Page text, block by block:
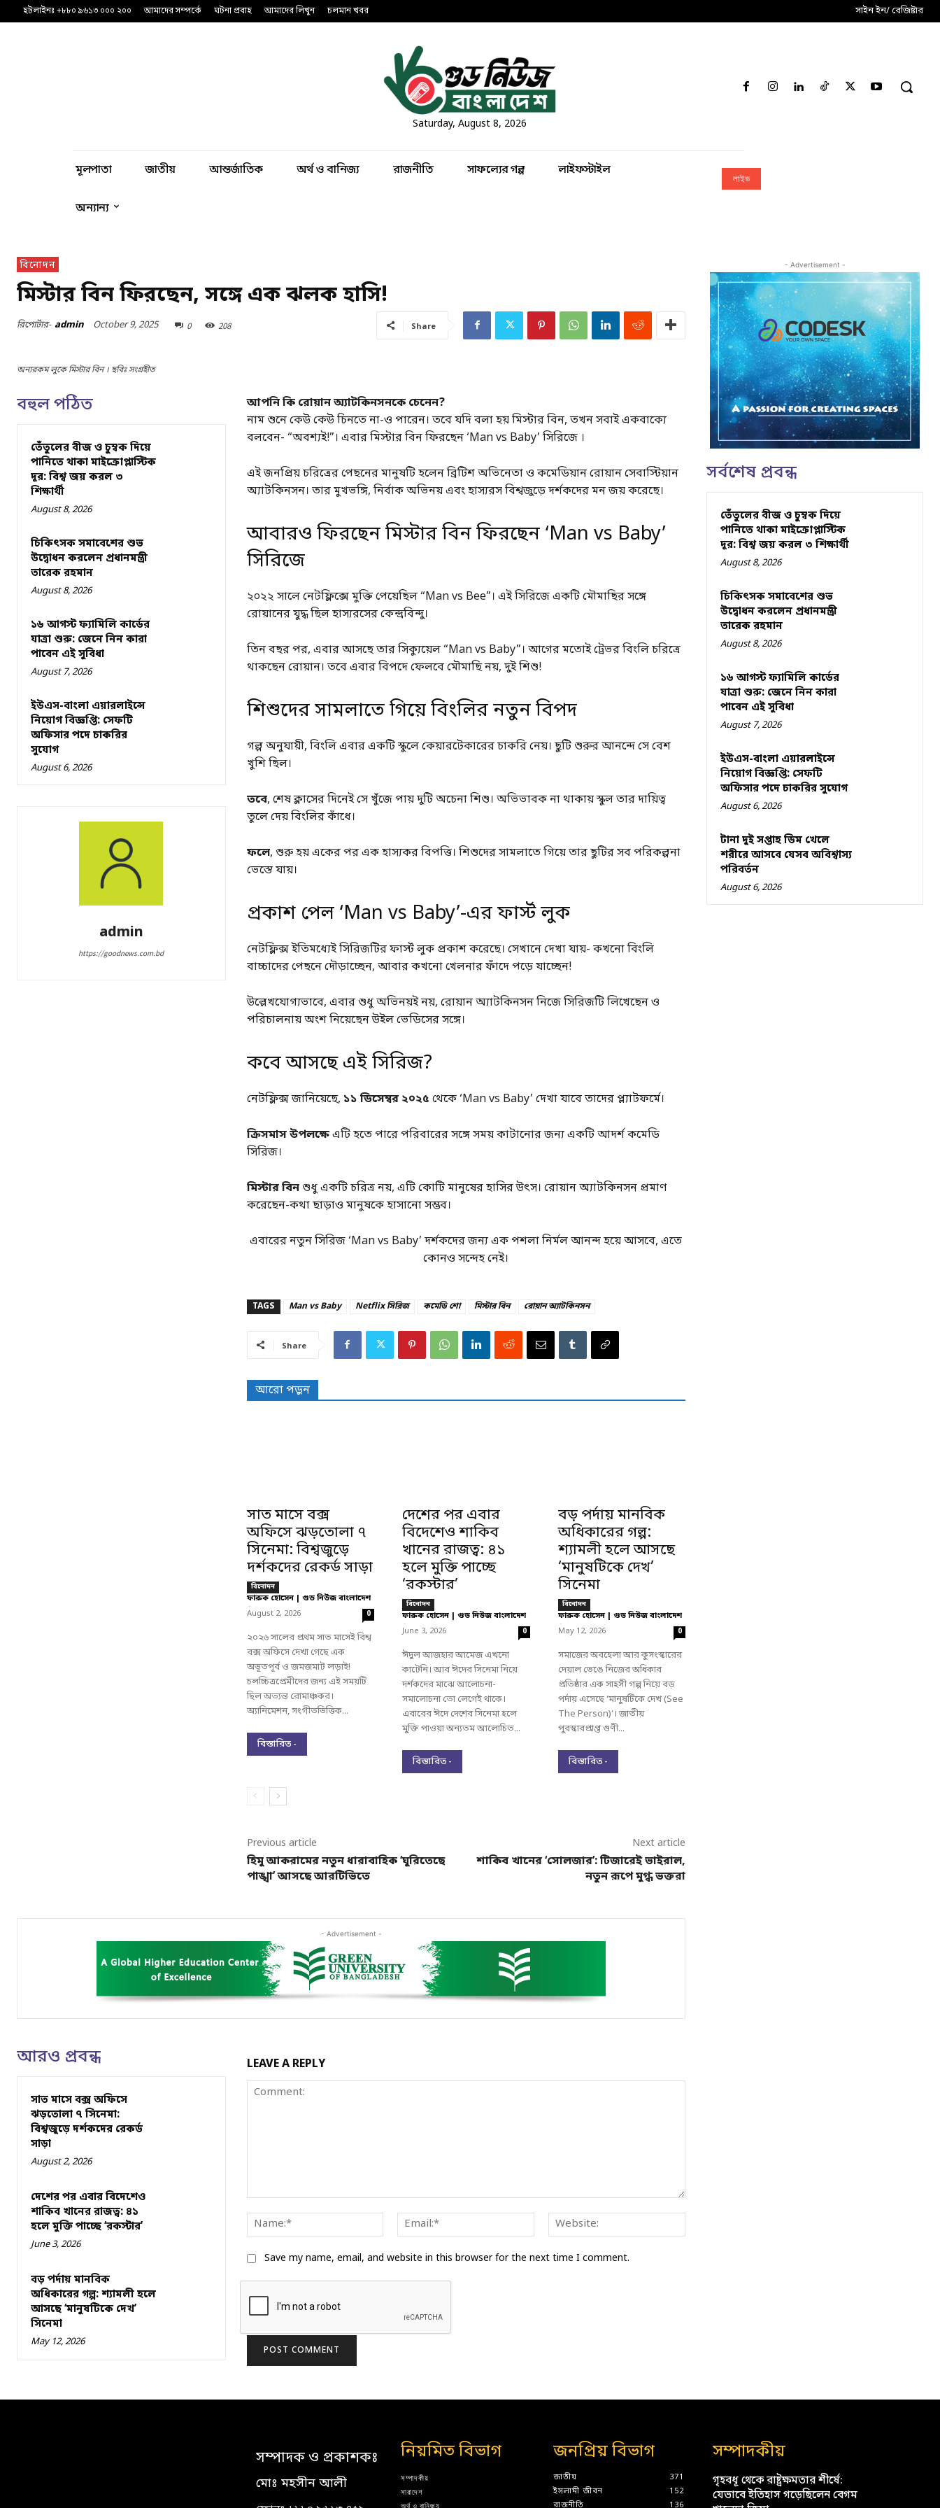
হটলাইনঃ +৮৮০ ৯৬১৩ ০০০ ২০০ আমাদের সম্পর্কে ঘটনা প্রবাহ আমাদের লিখুন চলমান খবর সাইন ইন/ রেজিষ্টার
Saturday, August 8, 2026
মূলপাতা জাতীয় আন্তর্জাতিক অর্থ ও বানিজ্য রাজনীতি সাফল্যের গল্প লাইফস্টাইল
অন্যান্য
লাইভ
বিনোদন
মিস্টার বিন ফিরছেন, সঙ্গে এক ঝলক হাসি!
রিপোর্টার- admin October 9, 2025 0 208 Share
অন্যরকম লুকে মিস্টার বিন । ছবিঃ সংগ্রহীত
বহুল পঠিত
তেঁতুলের বীজ ও চুম্বক দিয়ে
পানিতে থাকা মাইক্রোপ্লাস্টিক
দূর: বিশ্ব জয় করল ৩
শিক্ষার্থী
August 8, 2026
চিকিৎসক সমাবেশের শুভ
উদ্বোধন করলেন প্রধানমন্ত্রী
তারেক রহমান
August 8, 2026
১৬ আগস্ট ফ্যামিলি কার্ডের
যাত্রা শুরু: জেনে নিন কারা
পাবেন এই সুবিধা
August 7, 2026
ইউএস-বাংলা এয়ারলাইন্সে
নিয়োগ বিজ্ঞপ্তি: সেফটি
অফিসার পদে চাকরির
সুযোগ
August 6, 2026
admin
https://goodnews.com.bd
আপনি কি রোয়ান অ্যাটকিনসনকে চেনেন?
নাম শুনে কেউ কেউ চিনতে না-ও পারেন। তবে যদি বলা হয় মিস্টার বিন, তখন সবাই একবাক্যে
বলবেন- “অবশ্যই!”। এবার মিস্টার বিন ফিরছেন ‘Man vs Baby’ সিরিজে ।
এই জনপ্রিয় চরিত্রের পেছনের মানুষটি হলেন ব্রিটিশ অভিনেতা ও কমেডিয়ান রোয়ান সেবাস্টিয়ান
অ্যাটকিনসন। তার মুখভঙ্গি, নির্বাক অভিনয় এবং হাস্যরস বিশ্বজুড়ে দর্শকদের মন জয় করেছে।
আবারও ফিরছেন মিস্টার বিন ফিরছেন ‘Man vs Baby’
সিরিজে
২০২২ সালে নেটফ্লিক্সে মুক্তি পেয়েছিল “Man vs Bee”। এই সিরিজে একটি মৌমাছির সঙ্গে
রোয়ানের যুদ্ধ ছিল হাস্যরসের কেন্দ্রবিন্দু।
তিন বছর পর, এবার আসছে তার সিক্যুয়েল “Man vs Baby”। আগের মতোই ট্রেভর বিংলি চরিত্রে
থাকছেন রোয়ান। তবে এবার বিপদে ফেলবে মৌমাছি নয়, দুই শিশু!
শিশুদের সামলাতে গিয়ে বিংলির নতুন বিপদ
গল্প অনুযায়ী, বিংলি এবার একটি স্কুলে কেয়ারটেকারের চাকরি নেয়। ছুটি শুরুর আনন্দে সে বেশ
খুশি ছিল।
তবে, শেষ ক্লাসের দিনেই সে খুঁজে পায় দুটি অচেনা শিশু। অভিভাবক না থাকায় স্কুল তার দায়িত্ব
তুলে দেয় বিংলির কাঁধে।
ফলে, শুরু হয় একের পর এক হাস্যকর বিপত্তি। শিশুদের সামলাতে গিয়ে তার ছুটির সব পরিকল্পনা
ভেস্তে যায়।
প্রকাশ পেল ‘Man vs Baby’-এর ফার্স্ট লুক
নেটফ্লিক্স ইতিমধ্যেই সিরিজটির ফার্স্ট লুক প্রকাশ করেছে। সেখানে দেখা যায়- কখনো বিংলি
বাচ্চাদের পেছনে দৌড়াচ্ছেন, আবার কখনো খেলনার ফাঁদে পড়ে যাচ্ছেন!
উল্লেখযোগ্যভাবে, এবার শুধু অভিনয়ই নয়, রোয়ান অ্যাটকিনসন নিজে সিরিজটি লিখেছেন ও
পরিচালনায় অংশ নিয়েছেন উইল ভেডিসের সঙ্গে।
কবে আসছে এই সিরিজ?
নেটফ্লিক্স জানিয়েছে, ১১ ডিসেম্বর ২০২৫ থেকে ‘Man vs Baby’ দেখা যাবে তাদের প্ল্যাটফর্মে।
ক্রিসমাস উপলক্ষেএটি হতে পারে পরিবারের সঙ্গে সময় কাটানোর জন্য একটি আদর্শ কমেডি
সিরিজ।
মিস্টার বিনশুধু একটি চরিত্র নয়, এটি কোটি মানুষের হাসির উৎস। রোয়ান অ্যাটকিনসন প্রমাণ
করেছেন-কথা ছাড়াও মানুষকে হাসানো সম্ভব।
এবারের নতুন সিরিজ ‘Man vs Baby’ দর্শকদের জন্য এক পশলা নির্মল আনন্দ হয়ে আসবে, এতে
কোনও সন্দেহ নেই।
TAGS Man vs Baby Netflix সিরিজ কমেডি শো মিস্টার বিন রোয়ান অ্যাটকিনসন
Share
আরো পড়ুন
সাত মাসে বক্স
অফিসে ঝড়তোলা ৭
সিনেমা: বিশ্বজুড়ে
দর্শকদের রেকর্ড সাড়া
বিনোদন
ফারুক হোসেন | গুড নিউজ বাংলাদেশ
-
August 2, 2026 0
২০২৬ সালের প্রথম সাত মাসেই বিশ্ব
বক্স অফিসে দেখা গেছে এক
অভূতপূর্ব ও জমজমাট লড়াই!
চলচ্চিত্রপ্রেমীদের জন্য এই সময়টি
ছিল অত্যন্ত রোমাঞ্চকর।
অ্যানিমেশন, সংগীতভিত্তিক...
বিস্তারিত -
দেশের পর এবার
বিদেশেও শাকিব
খানের রাজত্ব: ৪১
হলে মুক্তি পাচ্ছে
‘রকস্টার’
বিনোদন
ফারুক হোসেন | গুড নিউজ বাংলাদেশ
-
June 3, 2026 0
ঈদুল আজহার আমেজ এখনো
কাটেনি। আর ঈদের সিনেমা নিয়ে
দর্শকদের মাঝে আলোচনা-
সমালোচনা তো লেগেই থাকে।
এবারের ঈদে দেশের সিনেমা হলে
মুক্তি পাওয়া অন্যতম আলোচিত...
বিস্তারিত -
বড় পর্দায় মানবিক
অধিকারের গল্প:
শ্যামলী হলে আসছে
‘মানুষটিকে দেখ’
সিনেমা
বিনোদন
ফারুক হোসেন | গুড নিউজ বাংলাদেশ
-
May 12, 2026 0
সমাজের অবহেলা আর কুসংস্কারের
দেয়াল ভেঙে নিজের অধিকার
প্রতিষ্ঠার এক সাহসী গল্প নিয়ে বড়
পর্দায় এসেছে ‘মানুষটিকে দেখ (See
The Person)’। জাতীয়
পুরস্কারপ্রাপ্ত গুণী...
বিস্তারিত -
Previous article
হিমু আকরামের নতুন ধারাবাহিক ‘ঘুরিতেছে
পাঙ্খা’ আসছে আরটিভিতে
Next article
শাকিব খানের ‘সোলজার’: টিজারেই ভাইরাল,
নতুন রূপে মুগ্ধ ভক্তরা
- Advertisement -
আরও প্রবন্ধ
সাত মাসে বক্স অফিসে
ঝড়তোলা ৭ সিনেমা:
বিশ্বজুড়ে দর্শকদের রেকর্ড
সাড়া
August 2, 2026
দেশের পর এবার বিদেশেও
শাকিব খানের রাজত্ব: ৪১
হলে মুক্তি পাচ্ছে ‘রকস্টার’
June 3, 2026
বড় পর্দায় মানবিক
অধিকারের গল্প: শ্যামলী হলে
আসছে ‘মানুষটিকে দেখ’
সিনেমা
May 12, 2026
LEAVE A REPLY
Name:*
Email:*
Save my name, email, and website in this browser for the next time I comment.
- Advertisement -
সর্বশেষ প্রবন্ধ
তেঁতুলের বীজ ও চুম্বক দিয়ে
পানিতে থাকা মাইক্রোপ্লাস্টিক
দূর: বিশ্ব জয় করল ৩ শিক্ষার্থী
August 8, 2026
চিকিৎসক সমাবেশের শুভ
উদ্বোধন করলেন প্রধানমন্ত্রী
তারেক রহমান
August 8, 2026
১৬ আগস্ট ফ্যামিলি কার্ডের
যাত্রা শুরু: জেনে নিন কারা
পাবেন এই সুবিধা
August 7, 2026
ইউএস-বাংলা এয়ারলাইন্সে
নিয়োগ বিজ্ঞপ্তি: সেফটি
অফিসার পদে চাকরির সুযোগ
August 6, 2026
টানা দুই সপ্তাহ ডিম খেলে
শরীরে আসবে যেসব অবিশ্বাস্য
পরিবর্তন
August 6, 2026
সম্পাদক ও প্রকাশকঃ
মোঃ মহসীন আলী
নিয়মিত বিভাগ
সম্পাদকীয়
সারাদেশ
অর্থ ও বানিজ্য
জনপ্রিয় বিভাগ
জাতীয়
371
ইসলামী জীবন
152
রাজনীতি
136
সম্পাদকীয়
গৃহবধূ থেকে রাষ্ট্রক্ষমতার শীর্ষে:
যেভাবে ইতিহাস গড়েছিলেন বেগম